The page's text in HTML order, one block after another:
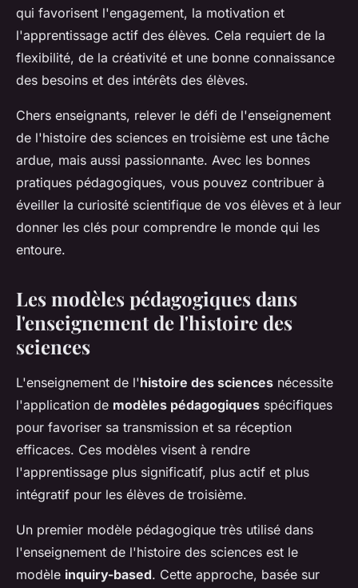
qui favorisent l'engagement, la motivation et
l'apprentissage actif des élèves. Cela requiert de la
flexibilité, de la créativité et une bonne connaissance
des besoins et des intérêts des élèves.
Chers enseignants, relever le défi de l'enseignement
de l'histoire des sciences en troisième est une tâche
ardue, mais aussi passionnante. Avec les bonnes
pratiques pédagogiques, vous pouvez contribuer à
éveiller la curiosité scientifique de vos élèves et à leur
donner les clés pour comprendre le monde qui les
entoure.
Les modèles pédagogiques dans
l'enseignement de l'histoire des
sciences
L'enseignement de l'histoire des sciences nécessite
l'application de modèles pédagogiques spécifiques
pour favoriser sa transmission et sa réception
efficaces. Ces modèles visent à rendre
l'apprentissage plus significatif, plus actif et plus
intégratif pour les élèves de troisième.
Un premier modèle pédagogique très utilisé dans
l'enseignement de l'histoire des sciences est le
modèle inquiry-based. Cette approche, basée sur